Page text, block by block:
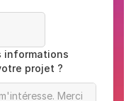
informations
projet ?